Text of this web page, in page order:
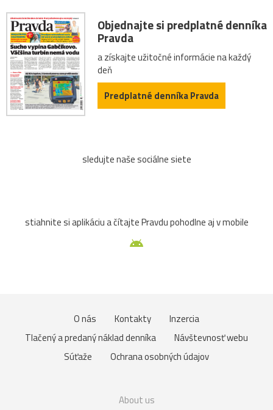
Objednajte si predplatné denníka
Pravda
a získajte užitočné informácie na každý
deň
Predplatné denníka Pravda
sledujte naše sociálne siete
stiahnite si aplikáciu a čítajte Pravdu pohodlne aj v mobile
O nás Kontakty
Inzercia
Tlačený a predaný náklad denníka
Návštevnosť webu
Súťaže
Ochrana osobných údajov
About us